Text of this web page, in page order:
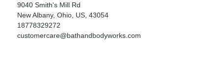
9040 Smith's Mill Rd
New Albany, Ohio, US, 43054
18778329272
customercare@bathandbodyworks.com